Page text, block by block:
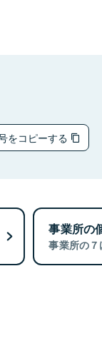
をコピーする
事業所の
事業所の７